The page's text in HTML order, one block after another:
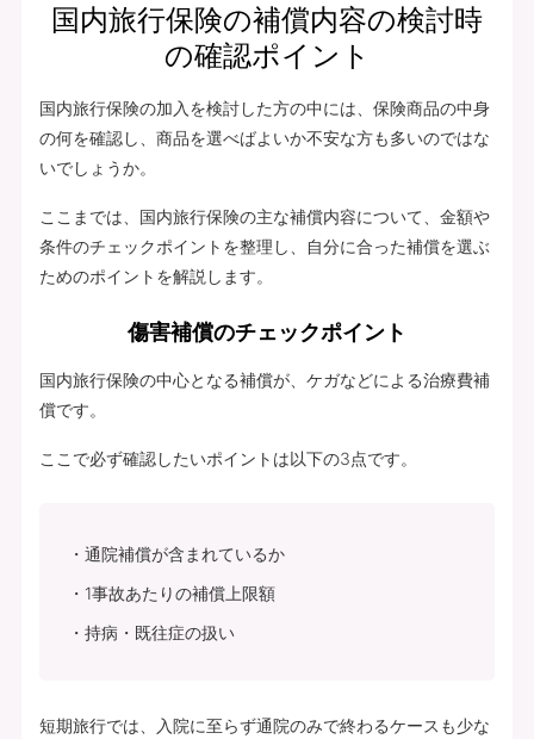
国内旅行保険の補償内容の検討時
の確認ポイント
国内旅行保険の加入を検討した方の中には、保険商品の中身
の何を確認し、商品を選べばよいか不安な方も多いのではな
いでしょうか。
ここまでは、国内旅行保険の主な補償内容について、金額や
条件のチェックポイントを整理し、自分に合った補償を選ぶ
ためのポイントを解説します。
傷害補償のチェックポイント
国内旅行保険の中心となる補償が、ケガなどによる治療費補
償です。
ここで必ず確認したいポイントは以下の3点です。
通院補償が含まれているか
1事故あたりの補償上限額
持病・既往症の扱い
短期旅行では、入院に至らず通院のみで終わるケースも少な